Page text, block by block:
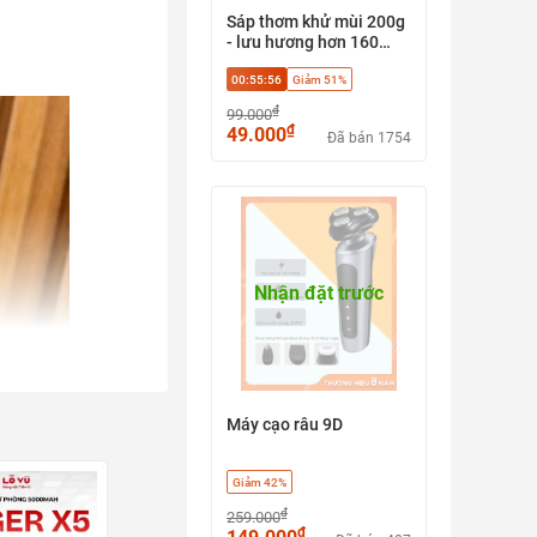
Sáp thơm khử mùi 200g
- lưu hương hơn 160
tủ quần áo, ô tô, phòng
tắm và không gian sống
00:55:54 Giảm 51%
99.000₫
49.000₫ Đã bán 1754
Nhận đặt trước
Máy cạo râu 9D
Giảm 42%
259.000₫
₫